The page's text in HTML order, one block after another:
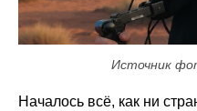
Источник
Началось всё, как ни